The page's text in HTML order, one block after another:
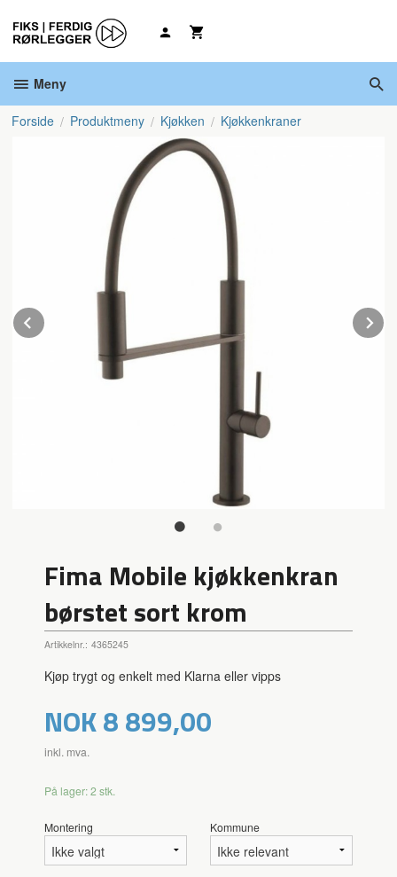
innholdet
Meny
Forside Produktmeny Kjøkken Kjøkkenkraner
Prev
Fima Mobile kjøkkenkran
børstet sort krom
Artikkelnr.: 4365245
Kjøp trygt og enkelt med Klarna eller vipps
Pris
NOK8 899,00
inkl. mva.
På lager: 2 stk.
Montering Kommune